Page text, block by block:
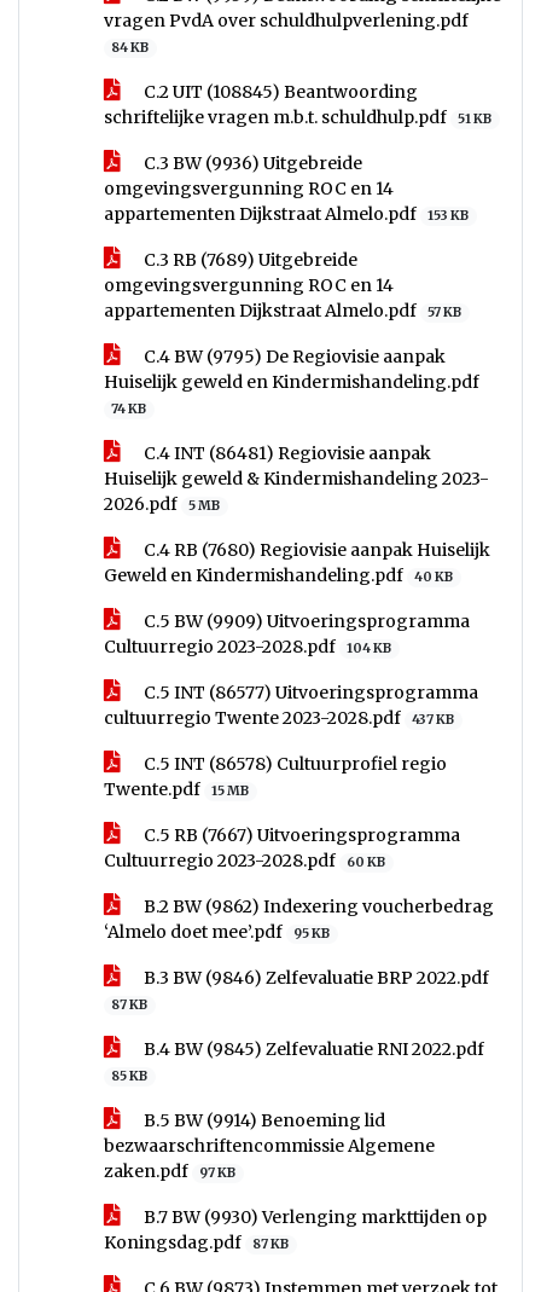
vragen PvdA over schuldhulpverlening.pdf
84 KB
C.2 UIT (108845) Beantwoording
schriftelijke vragen m.b.t. schuldhulp.pdf
51 KB
C.3 BW (9936) Uitgebreide
omgevingsvergunning ROC en 14
appartementen Dijkstraat Almelo.pdf
153 KB
C.3 RB (7689) Uitgebreide
omgevingsvergunning ROC en 14
appartementen Dijkstraat Almelo.pdf
57 KB
C.4 BW (9795) De Regiovisie aanpak
Huiselijk geweld en Kindermishandeling.pdf
74 KB
C.4 INT (86481) Regiovisie aanpak
Huiselijk geweld & Kindermishandeling 2023-
2026.pdf
5 MB
C.4 RB (7680) Regiovisie aanpak Huiselijk
Geweld en Kindermishandeling.pdf
40 KB
C.5 BW (9909) Uitvoeringsprogramma
Cultuurregio 2023-2028.pdf
104 KB
C.5 INT (86577) Uitvoeringsprogramma
cultuurregio Twente 2023-2028.pdf
437 KB
C.5 INT (86578) Cultuurprofiel regio
Twente.pdf
15 MB
C.5 RB (7667) Uitvoeringsprogramma
Cultuurregio 2023-2028.pdf
60 KB
B.2 BW (9862) Indexering voucherbedrag
‘Almelo doet mee’.pdf
95 KB
B.3 BW (9846) Zelfevaluatie BRP 2022.pdf
87 KB
B.4 BW (9845) Zelfevaluatie RNI 2022.pdf
85 KB
B.5 BW (9914) Benoeming lid
bezwaarschriftencommissie Algemene
zaken.pdf
97 KB
B.7 BW (9930) Verlenging markttijden op
Koningsdag.pdf
87 KB